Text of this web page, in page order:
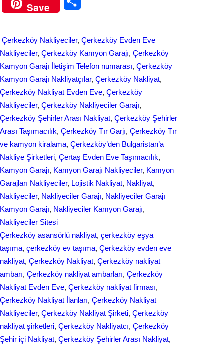
c
o
o
k
n
d
I
n
Save
r
e
Çerkezköy Nakliyeciler, Çerkezköy Evden Eve
Nakliyeciler, Çerkezköy Kamyon Garajı, Çerkezköy
Kamyon Garajı İletişim Telefon numarası, Çerkezköy
Kamyon Garajı Nakliyatçılar, Çerkezköy Nakliyat
Çerkezköy Nakliyat Evden Eve, Çerkezköy
Nakliyeciler, Çerkezköy Nakliyeciler Garajı
Çerkezköy Şehirler Arası Nakliyat, Çerkezköy Şehirler
Arası Taşımacılık, Çerkezköy Tır Garjı, Çerkezköy Tır
ve kamyon kiralama, Çerkezköy’den Bulgaristan’a
Nakliye Şirketleri, Çertaş Evden Eve Taşımacılık
Kamyon Garajı, Kamyon Garajı Nakliyeciler, Kamyon
Garajları Nakliyeciler, Lojistik Nakliyat, Nakliyat
Nakliyeciler, Nakliyeciler Garajı, Nakliyeciler Garajı
Kamyon Garajı, Nakliyeciler Kamyon Garajı
Nakliyeciler Sitesi
Çerkezköy asansörlü nakliyat, çerkezköy eşya
taşıma, çerkezköy ev taşıma, Çerkezköy evden eve
nakliyat, Çerkezköy Nakliyat, Çerkezköy nakliyat
ambarı, Çerkezköy nakliyat ambarları, Çerkezköy
Nakliyat Evden Eve, Çerkezköy nakliyat firması
Çerkezköy Nakliyat İlanları, Çerkezköy Nakliyat
Nakliyeciler, Çerkezköy Nakliyat Şirketi, Çerkezköy
nakliyat şirketleri, Çerkezköy Nakliyatcı, Çerkezköy
Şehir içi Nakliyat, Çerkezköy Şehirler Arası Nakliyat